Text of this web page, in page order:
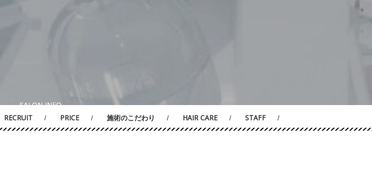
RECRUIT PRICE 施術のこだわり HAIR CARE STAFF
SALON INFO.
SALON INFO.